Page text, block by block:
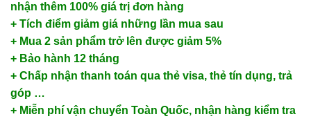
nhận thêm 100% giá trị đơn hàng
+ Tích điểm giảm giá những lần mua sau
+ Mua 2 sản phẩm trở lên được giảm 5%
+ Bảo hành 12 tháng
+ Chấp nhận thanh toán qua thẻ visa, thẻ tín dụng, trả
góp …
+ Miễn phí vận chuyển Toàn Quốc, nhận hàng kiểm tra